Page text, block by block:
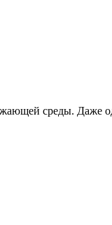
среды. Даже